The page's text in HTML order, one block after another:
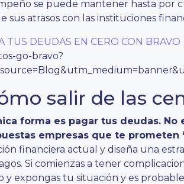
se puede mantener hasta por
sus atrasos con las instituciones
TUS DEUDAS EN CERO CON BRAVO
go-bravo?
salir de las
forma es pagar tus deudas.
empresas que te prometen
financiera actual y diseña una
Si comienzas a tener
y expongas tu situación y es